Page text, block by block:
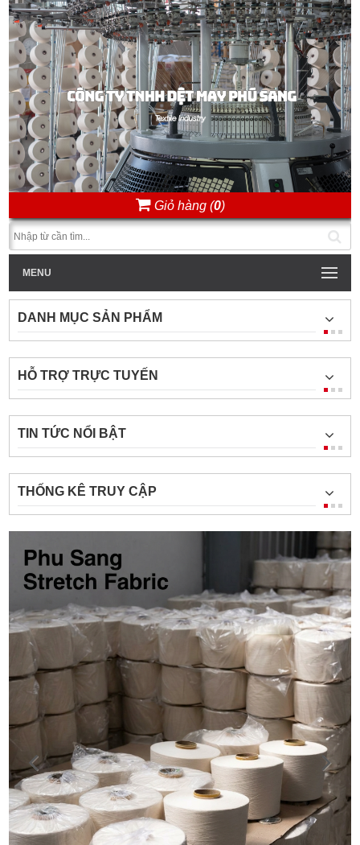
Giỏ hàng (0)
MENU
DANH MỤC SẢN PHẨM
HỖ TRỢ TRỰC TUYẾN
TIN TỨC NỔI BẬT
THỐNG KÊ TRUY CẬP